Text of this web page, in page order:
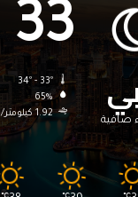
صافية
33
65%
1.92 كيلومتر/ساعة